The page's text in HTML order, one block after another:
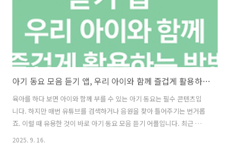
아기 동요 모음 듣기 앱, 우리 아이와 함께 즐겁게 활용하는 방법
육아를 하다 보면 아이와 함께 부를 수 있는 아기 동요는 필수 콘텐츠입
니다. 하지만 매번 유튜브를 검색하거나 음원을 찾아 틀어주기는 번거롭
죠. 이럴 때 유용한 것이 바로 아기 동요 모음 듣기 어플입니다. 최근 구글
플레이스토어에서 많은 부모님들이 찾는 인기 앱들을 정리해 보았습니
2025. 9. 16.